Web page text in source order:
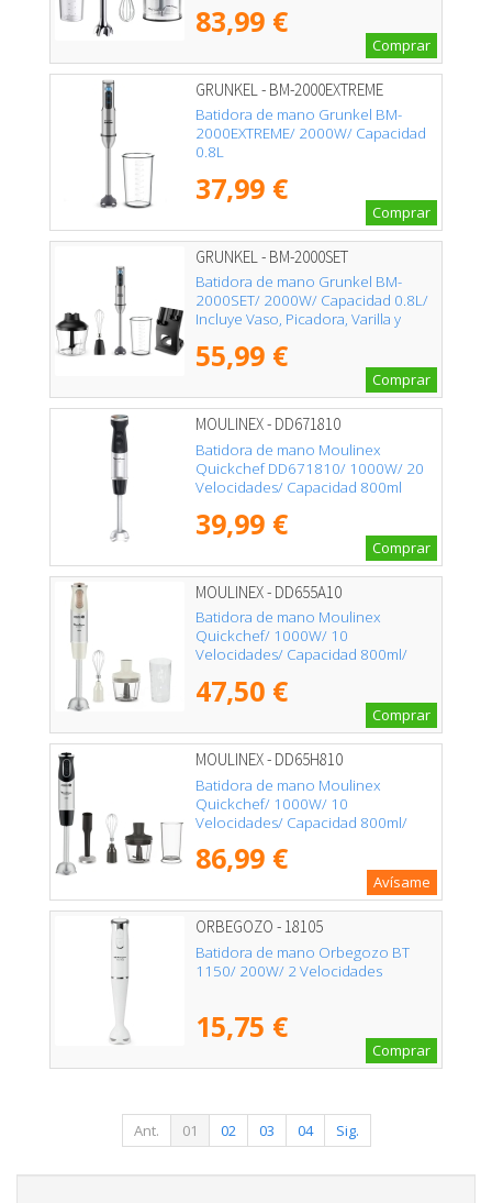
83,99 €
Comprar
GRUNKEL - BM-2000EXTREME
Batidora de mano Grunkel BM-
2000EXTREME/ 2000W/ Capacidad
0.8L
37,99 €
Comprar
GRUNKEL - BM-2000SET
Batidora de mano Grunkel BM-
2000SET/ 2000W/ Capacidad 0.8L/
Incluye Vaso, Picadora, Varilla y
55,99 €
Comprar
MOULINEX - DD671810
Batidora de mano Moulinex
Quickchef DD671810/ 1000W/ 20
Velocidades/ Capacidad 800ml
39,99 €
Comprar
MOULINEX - DD655A10
Batidora de mano Moulinex
Quickchef/ 1000W/ 10
Velocidades/ Capacidad 800ml/
Medidor
47,50 €
Comprar
MOULINEX - DD65H810
Batidora de mano Moulinex
Quickchef/ 1000W/ 10
Velocidades/ Capacidad 800ml/
Vaso Medidor
86,99 €
Avísame
ORBEGOZO - 18105
Batidora de mano Orbegozo BT
1150/ 200W/ 2 Velocidades
15,75 €
Comprar
Ant. 01 02 03 04 Sig.